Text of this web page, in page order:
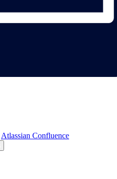
Atlassian Confluence